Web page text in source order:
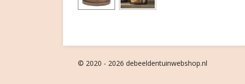
© 2020 - 2026 debeeldentuinwebshop.nl